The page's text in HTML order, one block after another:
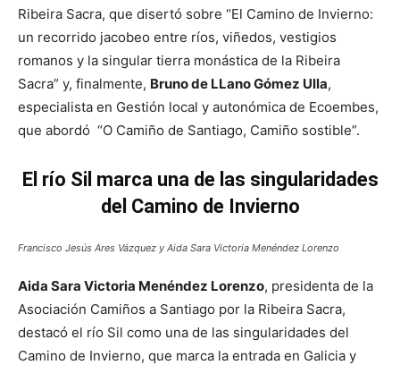
Ribeira Sacra, que disertó sobre “El Camino de Invierno:
un recorrido jacobeo entre ríos, viñedos, vestigios
romanos y la singular tierra monástica de la Ribeira
Sacra” y, finalmente, Bruno de LLano Gómez Ulla,
especialista en Gestión local y autonómica de Ecoembes,
que abordó “O Camiño de Santiago, Camiño sostible”.
El río Sil marca una de las singularidades
del Camino de Invierno
Francisco Jesús Ares Vázquez y Aida Sara Victoria Menéndez Lorenzo
Aida Sara Victoria Menéndez Lorenzo, presidenta de la
Asociación Camiños a Santiago por la Ribeira Sacra,
destacó el río Sil como una de las singularidades del
Camino de Invierno, que marca la entrada en Galicia y